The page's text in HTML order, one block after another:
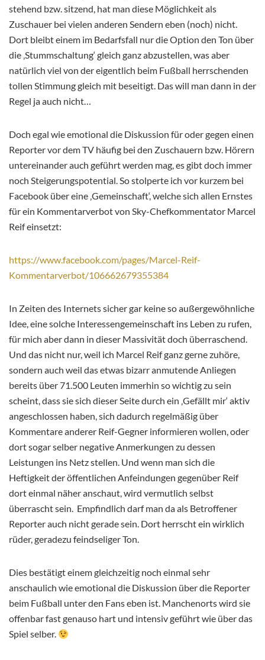
stehend bzw. sitzend, hat man diese Möglichkeit als
Zuschauer bei vielen anderen Sendern eben (noch) nicht.
Dort bleibt einem im Bedarfsfall nur die Option den Ton über
die ‚Stummschaltung‘ gleich ganz abzustellen, was aber
natürlich viel von der eigentlich beim Fußball herrschenden
tollen Stimmung gleich mit beseitigt. Das will man dann in der
Regel ja auch nicht…
Doch egal wie emotional die Diskussion für oder gegen einen
Reporter vor dem TV häufig bei den Zuschauern bzw. Hörern
untereinander auch geführt werden mag, es gibt doch immer
noch Steigerungspotential. So stolperte ich vor kurzem bei
Facebook über eine ‚Gemeinschaft‘, welche sich allen Ernstes
für ein Kommentarverbot von Sky-Chefkommentator Marcel
Reif einsetzt:
https://www.facebook.com/pages/Marcel-Reif-
Kommentarverbot/106662679355384
In Zeiten des Internets sicher gar keine so außergewöhnliche
Idee, eine solche Interessengemeinschaft ins Leben zu rufen,
für mich aber dann in dieser Massivität doch überraschend.
Und das nicht nur, weil ich Marcel Reif ganz gerne zuhöre,
sondern auch weil das etwas bizarr anmutende Anliegen
bereits über 71.500 Leuten immerhin so wichtig zu sein
scheint, dass sie sich dieser Seite durch ein ‚Gefällt mir‘ aktiv
angeschlossen haben, sich dadurch regelmäßig über
Kommentare anderer Reif-Gegner informieren wollen, oder
dort sogar selber negative Anmerkungen zu dessen
Leistungen ins Netz stellen. Und wenn man sich die
Heftigkeit der öffentlichen Anfeindungen gegenüber Reif
dort einmal näher anschaut, wird vermutlich selbst
überrascht sein. Empfindlich darf man da als Betroffener
Reporter auch nicht gerade sein. Dort herrscht ein wirklich
rüder, geradezu feindseliger Ton.
Dies bestätigt einem gleichzeitig noch einmal sehr
anschaulich wie emotional die Diskussion über die Reporter
beim Fußball unter den Fans eben ist. Manchenorts wird sie
offenbar fast genauso hart und intensiv geführt wie über das
Spiel selber.